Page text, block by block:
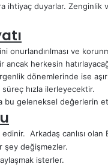
ihtiyaç duyarlar. Zenginlik
ve
ancak herkesin
dönemlerinde ise
hızla ilerleyecektir.
bu geleneksel değerlerin
Arkadaş canlısı olan
şey değişmezler.
isterler.